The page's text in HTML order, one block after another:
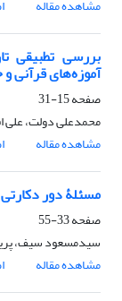
مشاهده مقاله
بررسی تطبیقی
آموزه‌های قرآنی
صفحه15-31
محمدعلی دولت، علی
مشاهده مقاله
مسئلۀ دور
صفحه33-55
سیدمسعود سیف،
مشاهده مقاله